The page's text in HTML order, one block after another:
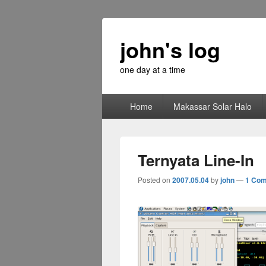
john's log
one day at a time
Home Makassar Solar Halo
Ternyata Line-In
Posted on 2007.05.04byjohn—1